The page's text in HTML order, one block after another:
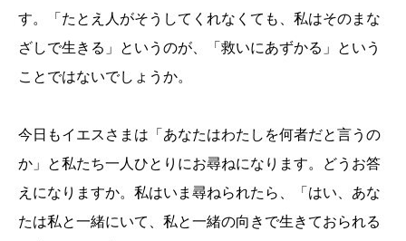
す。「たとえ人がそうしてくれなくても、私はそのまな
ざしで生きる」というのが、「救いにあずかる」という
ことではないでしょうか。
今日もイエスさまは「あなたはわたしを何者だと言うの
か」と私たち一人ひとりにお尋ねになります。どうお答
えになりますか。私はいま尋ねられたら、「はい、あな
たは私と一緒にいて、私と一緒の向きで生きておられる